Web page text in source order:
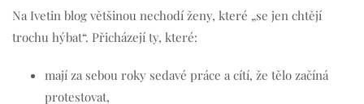
Na Ivetin blog většinou nechodí ženy, které „se jen chtějí
trochu hýbat“. Přicházejí ty, které:
mají za sebou roky sedavé práce a cítí, že tělo začíná
protestovat,